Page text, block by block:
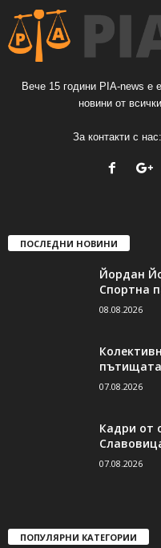
Вече 15 години PIA-news е
новини от
За контакти с
ПОСЛЕДНИ НОВИНИ
Йордан
Спортна
08.08.2026
пътищата
07.08.2026
Кадри от
07.08.2026
ПОПУЛЯРНИ КАТЕГОРИИ